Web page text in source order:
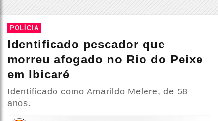
POLÍCIA
Identificado pescador que
morreu afogado no Rio do Peixe
em Ibicaré
Identificado como Amarildo Melere, de 58
anos.